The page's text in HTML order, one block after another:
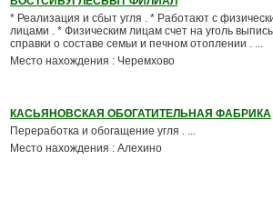
* Реализация и сбыт угля . * Работают с
лицами . * Физическим лицам счет на уголь
справки о составе семьи и печном отоплении . ...
Место нахождения : Черемхово
КАСЬЯНОВСКАЯ ОБОГАТИТЕЛЬНАЯ ФАБРИКА
Переработка и обогащение угля . ...
Место нахождения : Алехино